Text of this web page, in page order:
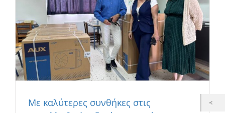
Με καλύτερες συνθήκες στις